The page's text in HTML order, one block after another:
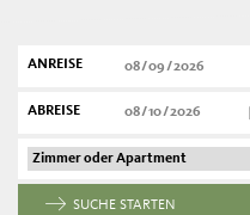
ANREISE
ABREISE
SUCHE STARTEN